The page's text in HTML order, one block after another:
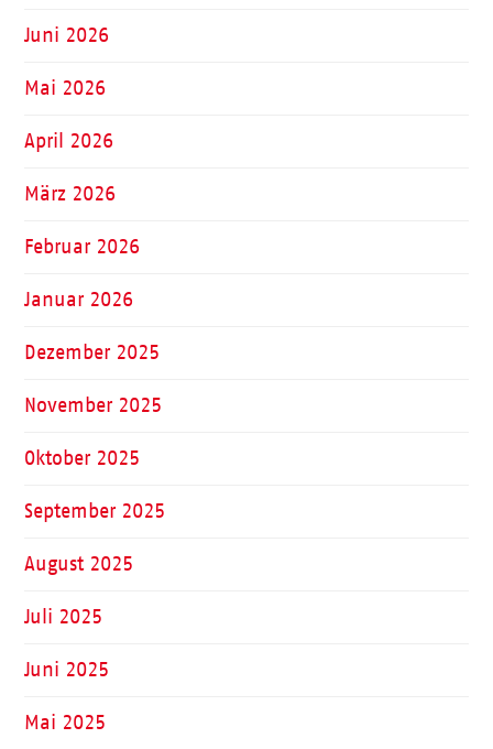
Juni 2026
Mai 2026
April 2026
März 2026
Februar 2026
Januar 2026
Dezember 2025
November 2025
Oktober 2025
September 2025
August 2025
Juli 2025
Juni 2025
Mai 2025